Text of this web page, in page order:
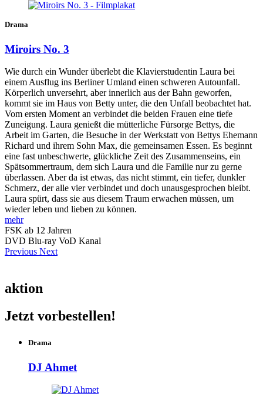
Drama
Miroirs No. 3
Wie durch ein Wunder überlebt die Klavierstudentin Laura bei
einem Ausflug ins Berliner Umland einen schweren Autounfall.
Körperlich unversehrt, aber innerlich aus der Bahn geworfen,
kommt sie im Haus von Betty unter, die den Unfall beobachtet hat.
Vom ersten Moment an verbindet die beiden Frauen eine tiefe
Zuneigung. Laura genießt die mütterliche Fürsorge Bettys, die
Arbeit im Garten, die Besuche in der Werkstatt von Bettys Ehemann
Richard und ihrem Sohn Max, die gemeinsamen Essen. Es beginnt
eine fast unbeschwerte, glückliche Zeit des Zusammenseins, ein
Spätsommertraum, dem sich Laura und die Familie nur zu gerne
überlassen. Aber da ist etwas, das nicht stimmt, ein tiefer, dunkler
Schmerz, der alle vier verbindet und doch unausgesprochen bleibt.
Laura spürt, dass sie aus diesem Traum erwachen müssen, um
wieder leben und lieben zu können.
mehr
FSK ab 12 Jahren
DVD Blu-ray VoD Kanal
Previous Next
aktion
Jetzt vorbestellen!
Drama
DJ Ahmet